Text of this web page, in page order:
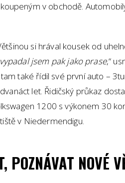
v obchodě.
si hrával kousek od
jsem pak jako prase,“
také řídil své první auto –
let. Řidičský průkaz
1200 s výkonem 30
v Niedermendigu.
POZNÁVAT NOVÉ